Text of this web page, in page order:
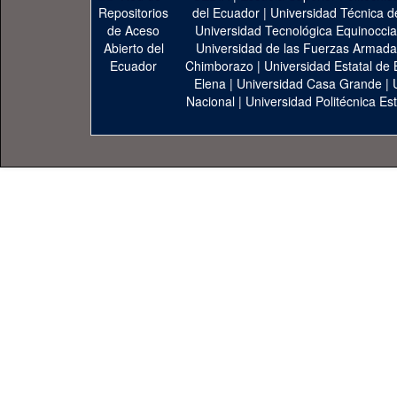
del Ecuador| Universidad Técnica
Universidad Tecnológica
Universidad de las Fuerzas
Chimborazo | Universidad Estatal de
Elena | Universidad Casa Grande |
Nacional | Universidad Politécnica